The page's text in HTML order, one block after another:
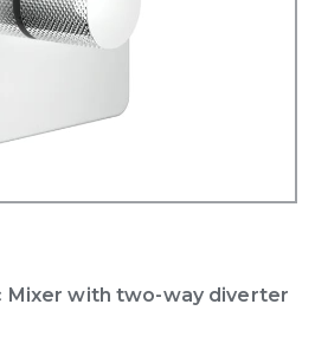
Mixer with two-way diverter